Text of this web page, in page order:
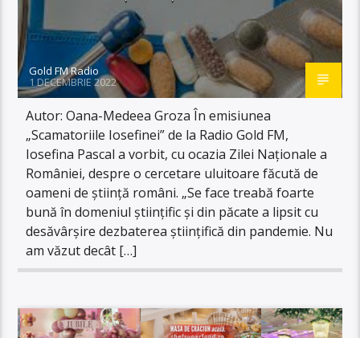
Gold FM Radio
1 DECEMBRIE 2022
Autor: Oana-Medeea Groza În emisiunea
„Scamatoriile Iosefinei” de la Radio Gold FM,
Iosefina Pascal a vorbit, cu ocazia Zilei Naționale a
României, despre o cercetare uluitoare făcută de
oameni de știință români. „Se face treabă foarte
bună în domeniul științific și din păcate a lipsit cu
desăvârșire dezbaterea științifică din pandemie. Nu
am văzut decât […]